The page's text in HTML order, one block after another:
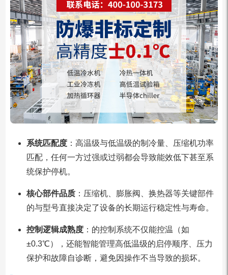
系统匹配度：高温级与低温级的制冷量、压缩机功率
匹配，任何一方过强或过弱都会导致能效低下甚至系
统保护停机。
核心部件品质：压缩机、膨胀阀、换热器等关键部件
的与型号直接决定了设备的长期运行稳定性与寿命。
控制逻辑成熟度：的控制系统不仅能控温（如
±0.3℃），还能智能管理高低温级的启停顺序、压力
保护和故障自诊断，避免因操作不当导致的损坏。